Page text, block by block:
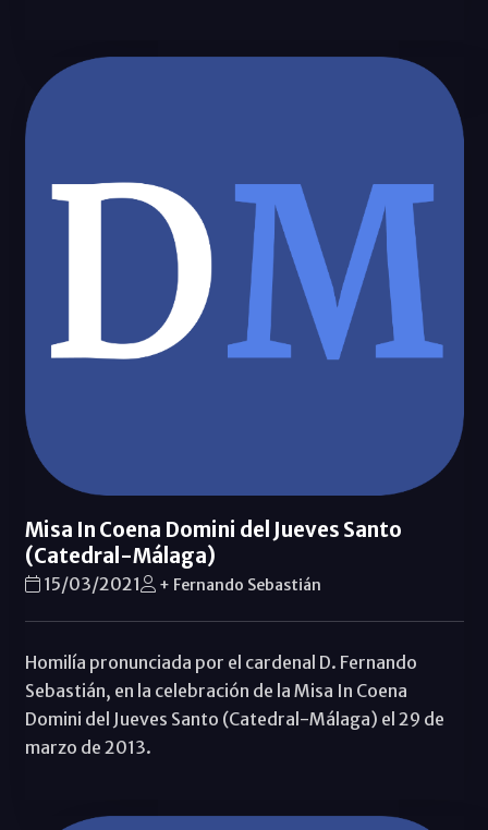
Misa In Coena Domini del Jueves Santo
(Catedral-Málaga)
15/03/2021 + Fernando Sebastián
Homilía pronunciada por el cardenal D. Fernando
Sebastián, en la celebración de la Misa In Coena
Domini del Jueves Santo (Catedral-Málaga) el 29 de
marzo de 2013.